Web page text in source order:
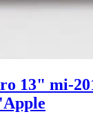
13" mi-